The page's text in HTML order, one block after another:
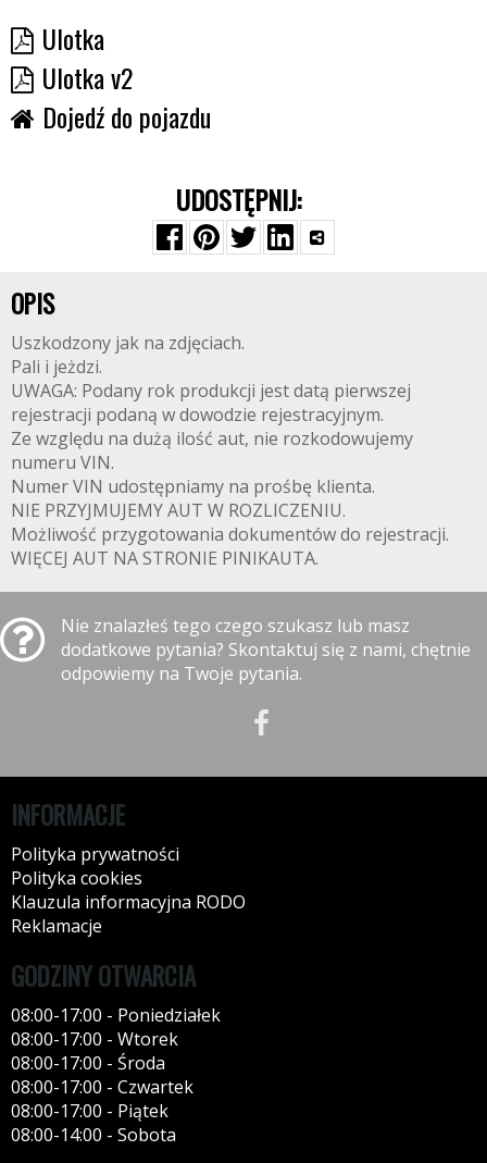
Ulotka
Ulotka v2
Dojedź do pojazdu
UDOSTĘPNIJ:
OPIS
Uszkodzony jak na zdjęciach.
Pali i jeżdzi.
UWAGA: Podany rok produkcji jest datą pierwszej
rejestracji podaną w dowodzie rejestracyjnym.
Ze względu na dużą ilość aut, nie rozkodowujemy
numeru VIN.
Numer VIN udostępniamy na prośbę klienta.
NIE PRZYJMUJEMY AUT W ROZLICZENIU.
Możliwość przygotowania dokumentów do rejestracji.
WIĘCEJ AUT NA STRONIE PINIKAUTA.
Nie znalazłeś tego czego szukasz lub masz
dodatkowe pytania? Skontaktuj się z nami, chętnie
odpowiemy na Twoje pytania.
INFORMACJE
Polityka prywatności
Polityka cookies
Klauzula informacyjna RODO
Reklamacje
GODZINY OTWARCIA
08:00-17:00 - Poniedziałek
08:00-17:00 - Wtorek
08:00-17:00 - Środa
08:00-17:00 - Czwartek
08:00-17:00 - Piątek
08:00-14:00 - Sobota